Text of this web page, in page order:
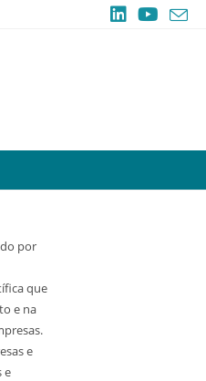
por
que
e na
e
e